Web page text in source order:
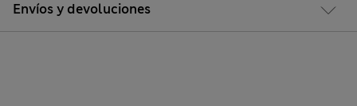
Envíos y devoluciones